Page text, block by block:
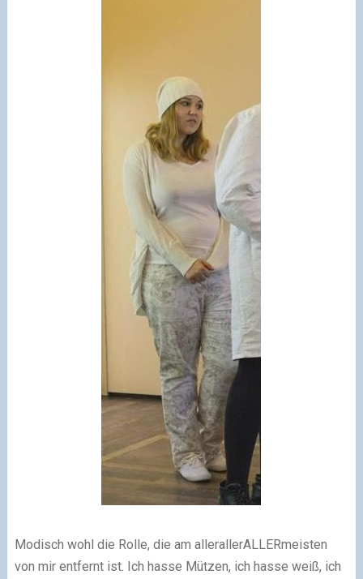
Modisch wohl die Rolle, die am allerallerALLERmeisten
von mir entfernt ist. Ich hasse Mützen, ich hasse weiß, ich